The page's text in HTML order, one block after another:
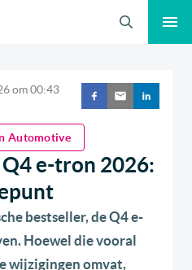
om00:43
Automotive
e-tron 2026:
bestseller, de Q4 e-
Hoewel die vooral
wijzigingen omvat,